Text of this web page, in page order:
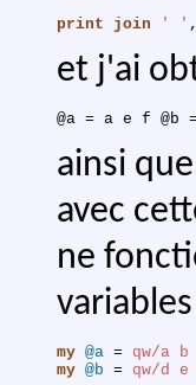
print
join ' ' ,
et j'ai
ainsi
avec
ne
variables
my @a = qw/a
my @b = qw/d